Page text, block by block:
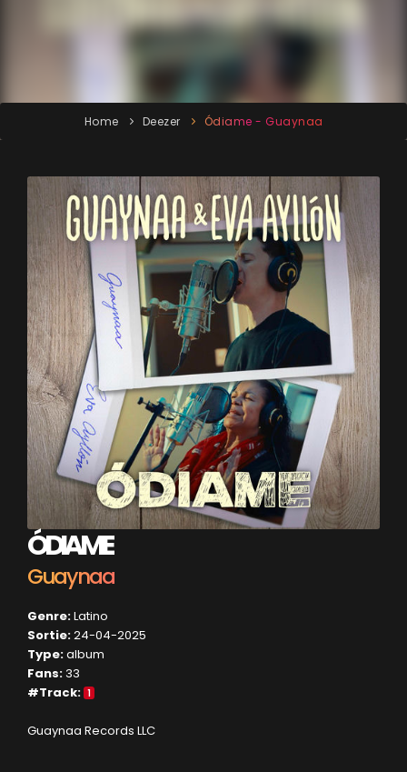
Home Deezer Ódiame - Guaynaa
ÓDIAME
Guaynaa
Genre:Latino
Sortie:24-04-2025
Type:album
Fans:33
#Track: 1
Guaynaa Records LLC